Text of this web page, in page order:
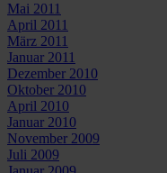
Mai 2011
April 2011
März 2011
Januar 2011
Dezember 2010
Oktober 2010
April 2010
Januar 2010
November 2009
Juli 2009